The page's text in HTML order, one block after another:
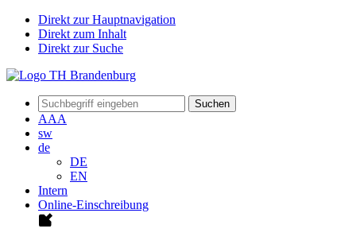
Direkt zur Hauptnavigation
Direkt zum Inhalt
Direkt zur Suche
Suchen
AAA
sw
de
DE
EN
Intern
Online-Einschreibung